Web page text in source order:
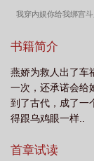
我穿内娱你给我绑宫
书籍简介
燕娇为救人出了车
一次，还承诺会给
到了古代，成了一
得跟乌鸡眼一样..
首章试读